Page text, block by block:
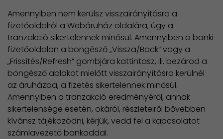
Amennyiben nem kerülsz visszairányításra a
fizetőoldalról a Webáruház oldalára, úgy a
tranzakció sikertelennek minősül. Amennyiben a banki
fizetőoldalon a böngésző „Vissza/Back” vagy a
„Frissítés/Refresh” gombjára kattintasz, ill. bezárod a
böngésző ablakot mielőtt visszairányításra kerülnél
az áruházba, a fizetés sikertelennek minősül.
Amennyiben a tranzakció eredményéről, annak
sikertelensége esetén, okáról, részleteiről bővebben
kívánsz tájékozódni, kérjük, vedd fel a kapcsolatot
számlavezető bankoddal.